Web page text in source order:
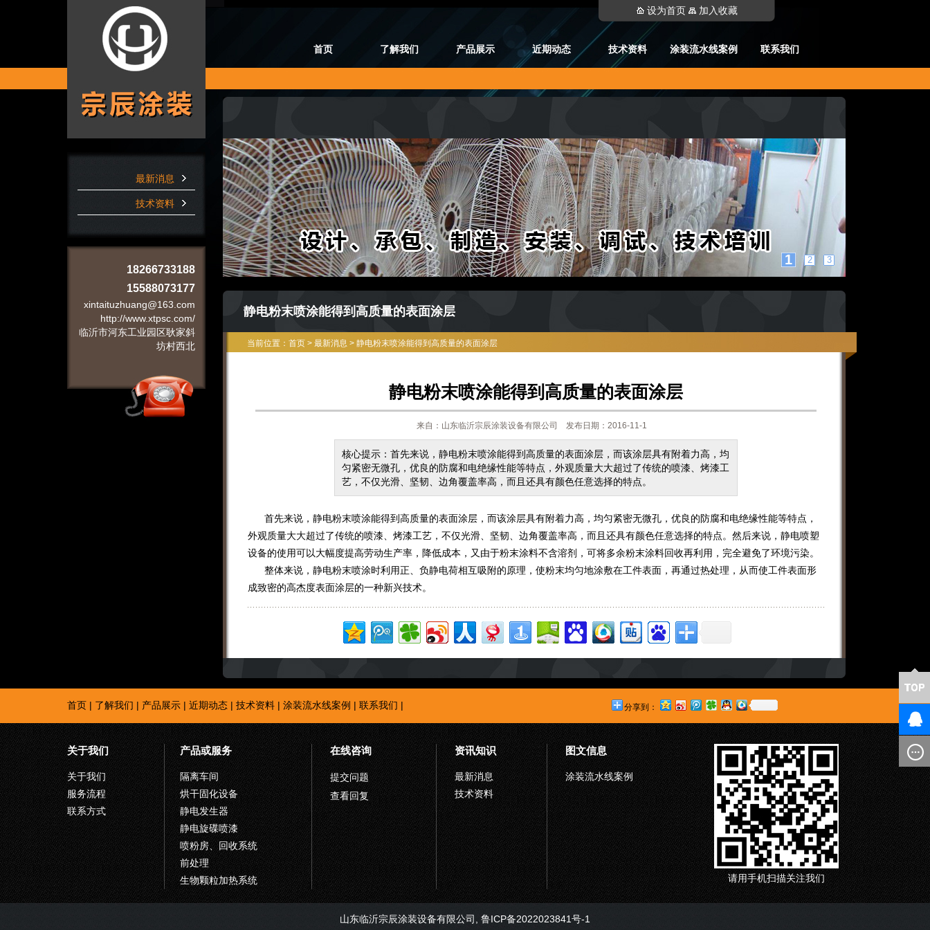
设为首页 加入收藏
首页 了解我们 产品展示 近期动态 技术资料 涂装流水线案例 联系我们
最新消息
技术资料
18266733188
15588073177
xintaituzhuang@163.com
http://www.xtpsc.com/
临沂市河东工业园区耿家斜
坊村西北
1 2 3
静电粉末喷涂能得到高质量的表面涂层
当前位置： 首页 > 最新消息 > 静电粉末喷涂能得到高质量的表面涂层
静电粉末喷涂能得到高质量的表面涂层
来自：山东临沂宗辰涂装设备有限公司 发布日期：2016-11-1
核心提示：首先来说，静电粉末喷涂能得到高质量的表面涂层，而该涂层具有附着力高，均
匀紧密无微孔，优良的防腐和电绝缘性能等特点，外观质量大大超过了传统的喷漆、烤漆工
艺，不仅光滑、坚韧、边角覆盖率高，而且还具有颜色任意选择的特点。
首先来说，静电粉末喷涂能得到高质量的表面涂层，而该涂层具有附着力高，均匀紧密无微孔，优良的防腐和电绝缘性能等特点，
外观质量大大超过了传统的喷漆、烤漆工艺，不仅光滑、坚韧、边角覆盖率高，而且还具有颜色任意选择的特点。然后来说，静电喷塑
设备的使用可以大幅度提高劳动生产率，降低成本，又由于粉末涂料不含溶剂，可将多余粉末涂料回收再利用，完全避免了环境污染。
整体来说，静电粉末喷涂时利用正、负静电荷相互吸附的原理，使粉末均匀地涂敷在工件表面，再通过热处理，从而使工件表面形
成致密的高杰度表面涂层的一种新兴技术。
首页 | 了解我们 | 产品展示 | 近期动态 | 技术资料 | 涂装流水线案例 | 联系我们 | 分享到：
关于我们
关于我们
服务流程
联系方式
产品或服务
隔离车间
烘干固化设备
静电发生器
静电旋碟喷漆
喷粉房、回收系统
前处理
生物颗粒加热系统
在线咨询
提交问题
查看回复
资讯知识
最新消息
技术资料
图文信息
涂装流水线案例
请用手机扫描关注我们
山东临沂宗辰涂装设备有限公司, 鲁ICP备2022023841号-1